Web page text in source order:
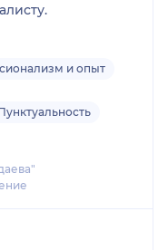
и опыт